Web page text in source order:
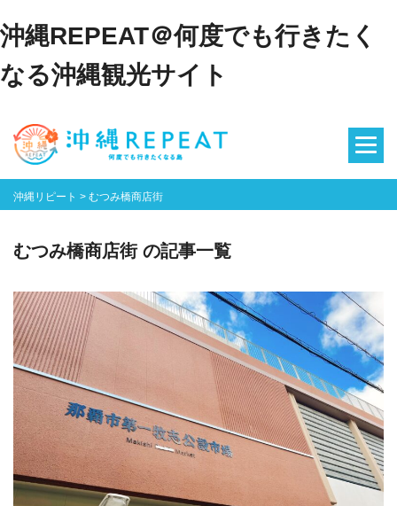
沖縄REPEAT＠何度でも行きたく
なる沖縄観光サイト
沖縄リピート > むつみ橋商店街
むつみ橋商店街 の記事一覧